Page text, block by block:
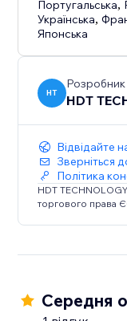
Португальська,
Українська,
Японська
HT HDT
Відвідайте
Зверніться
Політика
HDT
торгового права
Середня